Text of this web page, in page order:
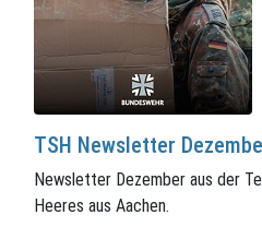
TSH Newsletter
Newsletter Dezember aus der
Heeres aus Aachen.